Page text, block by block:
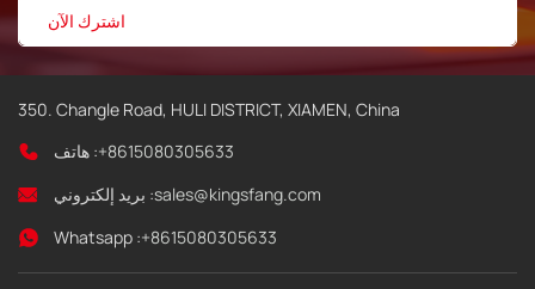
350. Changle Road, HULI DISTRICT, XIAMEN, China
هاتف :+8615080305633
بريد إلكتروني :sales@kingsfang.com
Whatsapp :+8615080305633